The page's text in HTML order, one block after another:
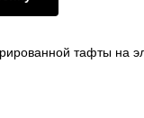
тафты на